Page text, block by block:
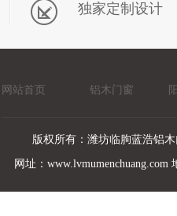
独家定制设计
网站首页 铝木门窗
版权所有：潍坊临朐蓝浩铝
网址：